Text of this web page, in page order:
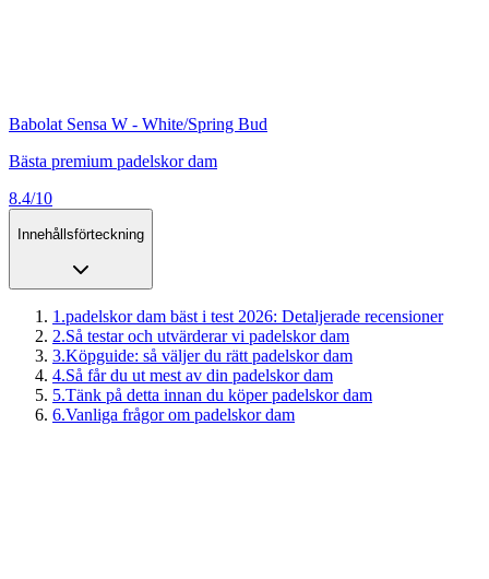
Babolat Sensa W - White/Spring Bud
Bästa premium padelskor dam
8.4/10
Innehållsförteckning
1 .padelskor dam bäst i test 2026: Detaljerade recensioner
2.Så testar och utvärderar vi padelskor dam
3.Köpguide: så väljer du rätt padelskor dam
4.Så får du ut mest av din padelskor dam
5.Tänk på detta innan du köper padelskor dam
6.Vanliga frågor om padelskor dam